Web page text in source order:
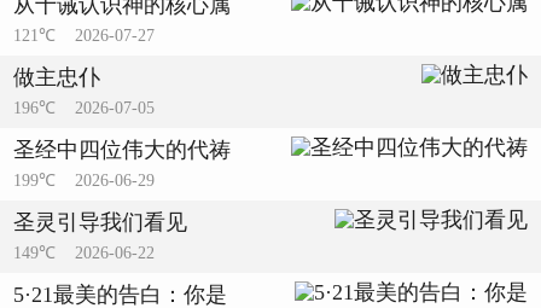
从十诫认识神的核心属
121℃ 2026-07-27
做主忠仆
196℃ 2026-07-05
圣经中四位伟大的代祷
199℃ 2026-06-29
圣灵引导我们看见
149℃ 2026-06-22
5·21最美的告白：你是